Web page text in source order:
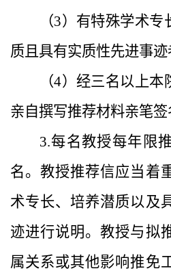
（3）有特殊学术
质且具有实质性先进事迹
（4）经三名以上
亲自撰写推荐材料亲笔签
3.每名教授每年限
名。教授推荐信应当着
术专长、培养潜质以及
迹进行说明。教授与拟
属关系或其他影响推免